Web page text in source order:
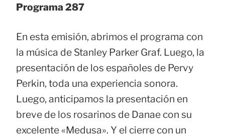
Programa 287
En esta emisión, abrimos el programa con
la música de Stanley Parker Graf. Luego, la
presentación de los españoles de Pervy
Perkin, toda una experiencia sonora.
Luego, anticipamos la presentación en
breve de los rosarinos de Danae con su
excelente «Medusa». Y el cierre con un